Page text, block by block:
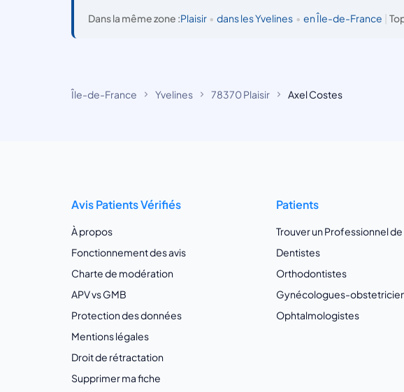
Dans la même zone :Plaisir • dans les Yvelines • en Île-de-France |
Île-de-France Yvelines 78370 Plaisir Axel Costes
Avis Patients Vérifiés
À propos
Fonctionnement des avis
Charte de modération
APV vs GMB
Protection des données
Mentions légales
Droit de rétractation
Supprimer ma fiche
Patients
Trouver un Professionnel
Dentistes
Orthodontistes
Gynécologues-
Ophtalmologistes